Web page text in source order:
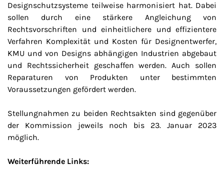
Designschutzsysteme teilweise harmonisiert hat. Dabei
sollen durch eine stärkere Angleichung von
Rechtsvorschriften und einheitlichere und effizientere
Verfahren Komplexität und Kosten für Designentwerfer,
KMU und von Designs abhängigen Industrien abgebaut
und Rechtssicherheit geschaffen werden. Auch sollen
Reparaturen von Produkten unter bestimmten
Voraussetzungen gefördert werden.
Stellungnahmen zu beiden Rechtsakten sind gegenüber
der Kommission jeweils noch bis 23. Januar 2023
möglich.
Weiterführende Links: